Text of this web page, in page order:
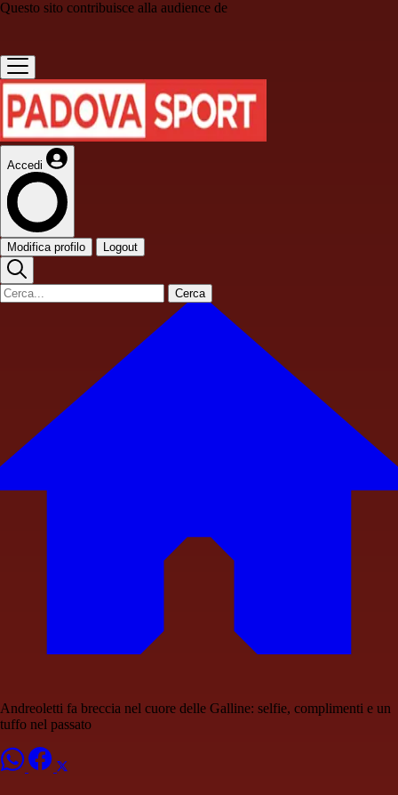
Questo sito contribuisce alla audience de
Accedi
Modifica profilo Logout
Cerca
Andreoletti fa breccia nel cuore delle Galline: selfie, complimenti e un
tuffo nel passato